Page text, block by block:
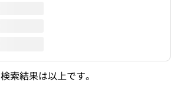
検索結果は以上です。